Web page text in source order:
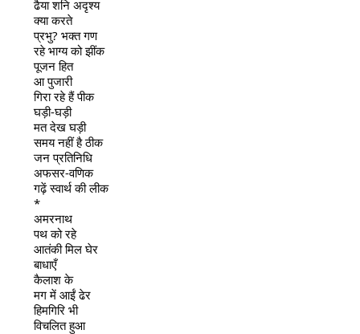
ढैया शनि अदृश्य
क्या करते
प्रभु? भक्त गण
रहे भाग्य को झींक
पूजन हित
आ पुजारी
गिरा रहे हैं पीक
घड़ी-घड़ी
मत देख घड़ी
समय नहीं है ठीक
जन प्रतिनिधि
अफसर-वणिक
गढ़ें स्वार्थ की लीक
*
अमरनाथ
पथ को रहे
आतंकी मिल घेर
बाधाएँ
कैलाश के
मग में आईं ढेर
हिमगिरि भी
विचलित हुआ